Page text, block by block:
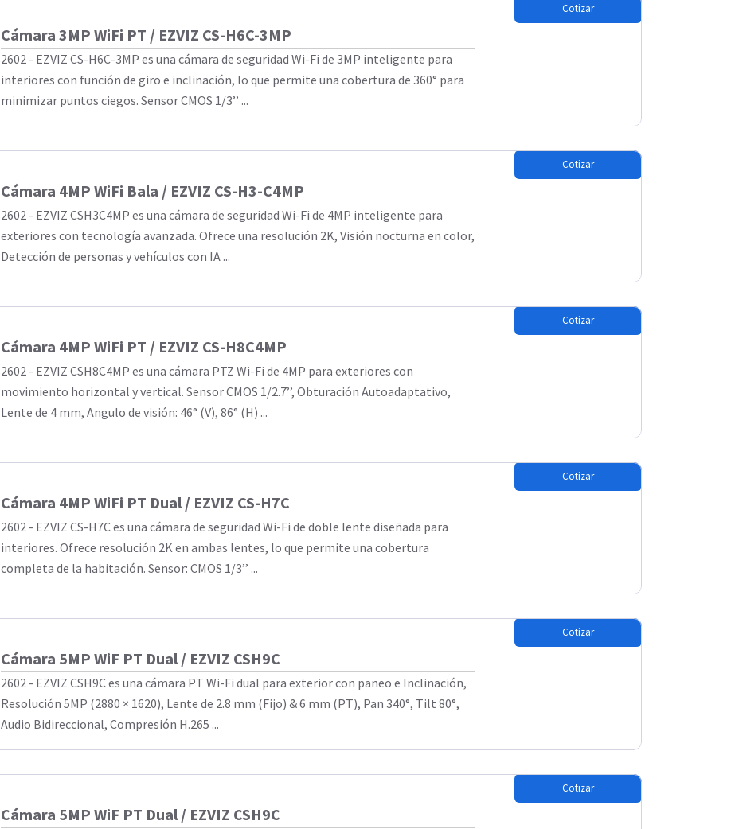
Cámara 3MP WiFi PT / EZVIZ CS-H6C-3MP
2602 - EZVIZ CS-H6C-3MP es una cámara de seguridad Wi-Fi de 3MP inteligente para
interiores con función de giro e inclinación, lo que permite una cobertura de 360° para
minimizar puntos ciegos. Sensor CMOS 1/3’’ ...
Cotizar
Cámara 4MP WiFi Bala / EZVIZ CS-H3-C4MP
2602 - EZVIZ CSH3C4MP es una cámara de seguridad Wi-Fi de 4MP inteligente para
exteriores con tecnología avanzada. Ofrece una resolución 2K, Visión nocturna en color,
Detección de personas y vehículos con IA ...
Cotizar
Cámara 4MP WiFi PT / EZVIZ CS-H8C4MP
2602 - EZVIZ CSH8C4MP es una cámara PTZ Wi-Fi de 4MP para exteriores con
movimiento horizontal y vertical. Sensor CMOS 1/2.7’’, Obturación Autoadaptativo,
Lente de 4 mm, Angulo de visión: 46° (V), 86° (H) ...
Cotizar
Cámara 4MP WiFi PT Dual / EZVIZ CS-H7C
2602 - EZVIZ CS-H7C es una cámara de seguridad Wi-Fi de doble lente diseñada para
interiores. Ofrece resolución 2K en ambas lentes, lo que permite una cobertura
completa de la habitación. Sensor: CMOS 1/3’’ ...
Cotizar
Cámara 5MP WiF PT Dual / EZVIZ CSH9C
2602 - EZVIZ CSH9C es una cámara PT Wi-Fi dual para exterior con paneo e Inclinación,
Resolución 5MP (2880 × 1620), Lente de 2.8 mm (Fijo) & 6 mm (PT), Pan 340°, Tilt 80°,
Audio Bidireccional, Compresión H.265 ...
Cotizar
Cámara 5MP WiF PT Dual / EZVIZ CSH9C
Cotizar